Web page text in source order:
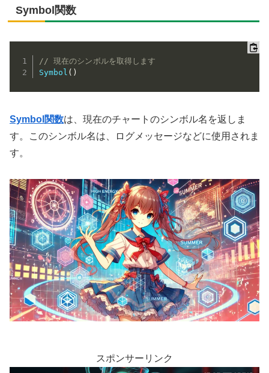
Symbol関数
// 現在のシンボルを取得します
Symbol ( )
Symbol関数は、現在のチャートのシンボル名を返しま
す。このシンボル名は、ログメッセージなどに使用されま
す。
スポンサーリンク